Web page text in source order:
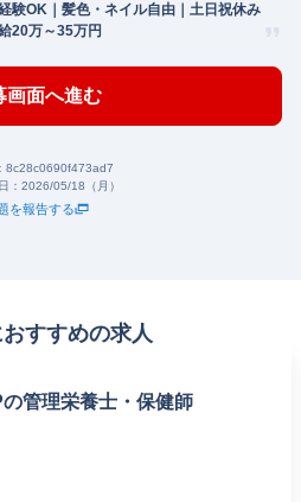
験OK｜髪色・ネイル自由｜土日祝休み
給20万～35万円
画面へ進む
8c28c0690f473ad7
： 2026/05/18（月）
を報告する
すすめの求人
管理栄養士・保健師